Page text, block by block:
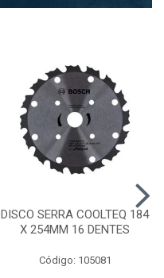
DISCO SERRA COOLTEQ 184
X 254MM 16 DENTES
Código: 105081